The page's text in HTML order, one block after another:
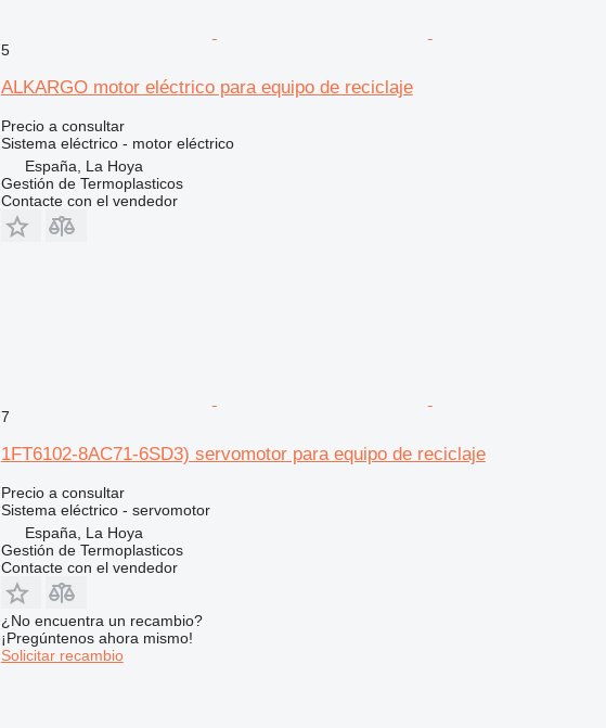
5
ALKARGO motor eléctrico para equipo de reciclaje
Precio a consultar
Sistema eléctrico - motor eléctrico
España, La Hoya
Gestión de Termoplasticos
Contacte con el vendedor
7
1FT6102-8AC71-6SD3) servomotor para equipo de reciclaje
Precio a consultar
Sistema eléctrico - servomotor
España, La Hoya
Gestión de Termoplasticos
Contacte con el vendedor
¿No encuentra un recambio?
¡Pregúntenos ahora mismo!
Solicitar recambio